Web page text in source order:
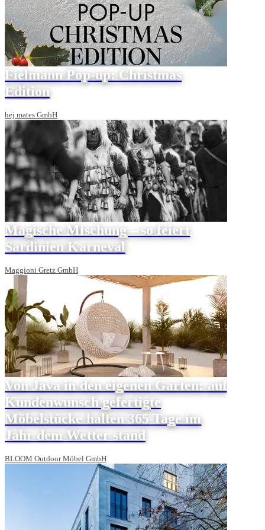
Fielmann Pop-up: Christmas
Edition
hej mates GmbH
Magische Mischung – so feiert
Sardinien Karneval
Maggioni Gretz GmbH
Von Java in den eigenen Garten: auf
Kundenwunsch gefertigte
Möbelstücke halten 365 Tage im
Jahr dem Wetter stand
BLOOM Outdoor Möbel GmbH